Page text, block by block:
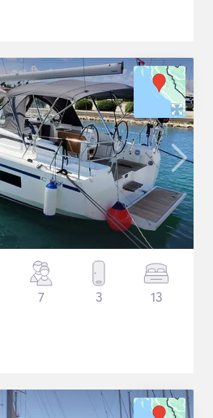
7 3 13